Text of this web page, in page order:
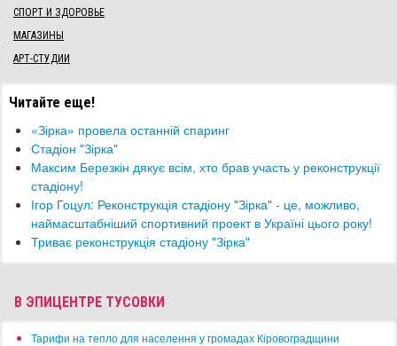
СПОРТ И ЗДОРОВЬЕ
МАГАЗИНЫ
АРТ-СТУДИИ
Читайте еще!
«Зірка» провела останній спаринг
Стадіон "Зірка"
​Максим Березкін дякує всім, хто брав участь у реконструкції
стадіону!
Ігор Гоцул: Реконструкція стадіону "Зірка" - це, можливо,
наймасштабніший спортивний проект в Україні цього року!
Триває реконструкція стадіону "Зірка"
В ЭПИЦЕНТРЕ ТУСОВКИ
​Тарифи на тепло для населення у громадах Кіровоградщини